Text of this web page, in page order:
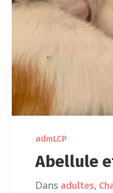
admLCP
Abellule
Dans adultes,